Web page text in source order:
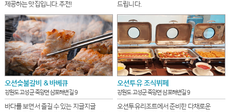
제공하는 맛집입니다. 추천!
드립니다.
오션숯불갈비 & 바베큐
강원도 고성군 죽왕면 삼포해변길 9
바다를 보면서 즐길 수 있는 지글지글
오션투유 조식뷔페
강원도 고성군 죽왕면 삼포해변길 9
오션투유리조트에서 준비한 다채로운